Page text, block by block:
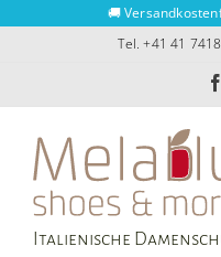
🚚
Tel. +41 41
Italienische